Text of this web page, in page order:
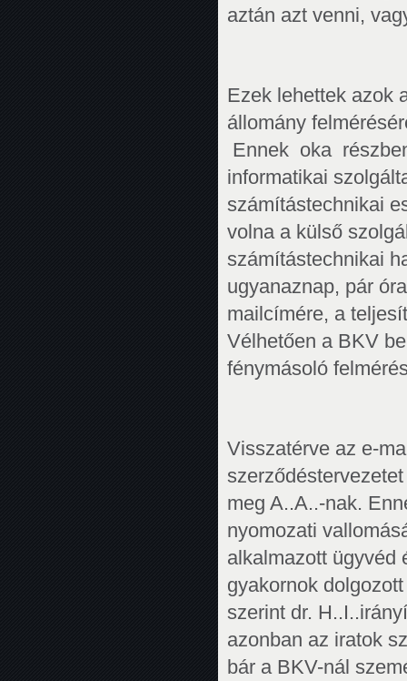
aztán azt venni,
Ezek lehettek azok
állomány
Ennek oka
informatikai
számítástechnikai
volna a külső
számítástechnikai
ugyanaznap, pár
mailcímére, a
Vélhetően a BKV
fénymásoló
Visszatérve az e-
meg A..A..-nak.
nyomozati
alkalmazott ügyvéd
gyakornok
szerint dr.
azonban az iratok
bár a BKV-nál